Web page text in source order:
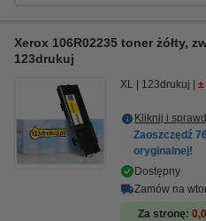
Xerox 106R02235 toner żółty,
123drukuj
XL 123drukuj
Kliknij i
Zaoszczędź
oryginalnej!
Dostępny
Zamów na
Za stronę